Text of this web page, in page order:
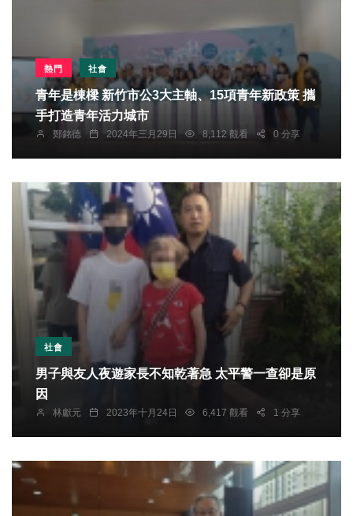
熱門 社會
青年是棟樑 新竹市公3大主軸、15項青年新政策 攜
手打造青年活力城市
鄭銘德 2024年三月29日 8,112 觀看 0 分享
社會
男子與友人夜遊家長不知乾著急 太平警一查卻是原
因
林獻元 2023年十月24日 6,417 觀看 1 分享